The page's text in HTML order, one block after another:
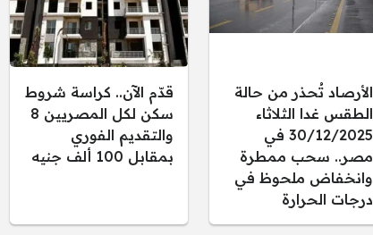
الأرصاد تُحذر من حالة
الطقس غدا الثلاثاء
30/12/2025 في
مصر.. سحب ممطرة
وانخفاض ملحوظ في
درجات الحرارة
قدّم الآن.. كراسة شروط
سكن لكل المصريين 8
والتقديم الفوري
بمقابل 100 ألف جنيه